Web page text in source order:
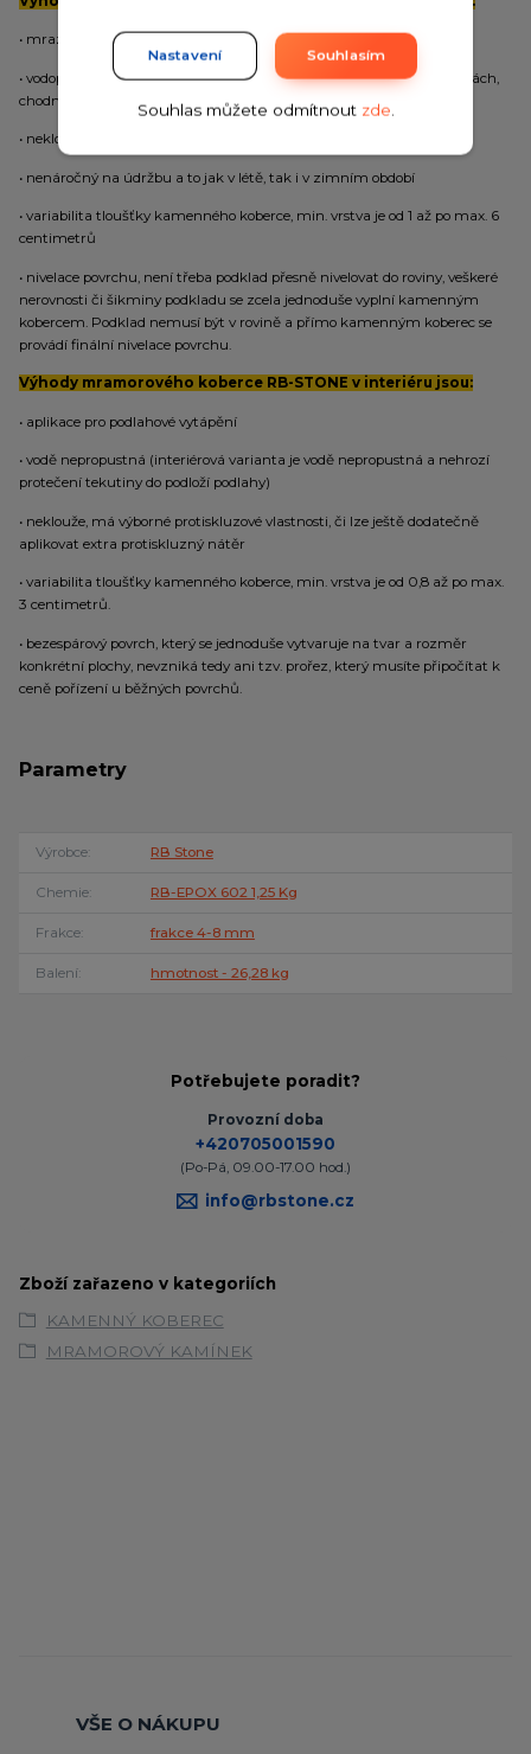
• mrazuvzdorný
• vodopropustný (netvoří se kaluže, což je výhoda na příjezdových cestách,
chodnících a u bazénů)
• neklouže, v zimním období má výborné protiskluzové vlastnosti
• nenáročný na údržbu a to jak v létě, tak i v zimním období
• variabilita tloušťky kamenného koberce, min. vrstva je od 1 až po max. 6
centimetrů
• nivelace povrchu, není třeba podklad přesně nivelovat do roviny, veškeré
nerovnosti či šikminy podkladu se zcela jednoduše vyplní kamenným
kobercem. Podklad nemusí být v rovině a přímo kamenným koberec se
provádí finální nivelace povrchu.
Výhody mramorového koberce RB-STONE v interiéru jsou:
• aplikace pro podlahové vytápění
• vodě nepropustná (interiérová varianta je vodě nepropustná a nehrozí
protečení tekutiny do podloží podlahy)
• neklouže, má výborné protiskluzové vlastnosti, či lze ještě dodatečně
aplikovat extra protiskluzný nátěr
• variabilita tloušťky kamenného koberce, min. vrstva je od 0,8 až po max.
3 centimetrů.
• bezespárový povrch, který se jednoduše vytvaruje na tvar a rozměr
konkrétní plochy, nevzniká tedy ani tzv. prořez, který musíte připočítat k
ceně pořízení u běžných povrchů.
Parametry
Výrobce RB Stone
Chemie RB-EPOX 602 1,25 Kg
Frakce frakce 4-8 mm
Balení hmotnost - 26,28 kg
Potřebujete poradit?
Provozní doba
+420705001590
(Po-Pá, 09.00-17.00 hod.)
info@rbstone.cz
Zboží zařazeno v kategoriích
KAMENNÝ KOBEREC
MRAMOROVÝ KAMÍNEK
VŠE O NÁKUPU
Nastavení Souhlasím
Souhlas můžete odmítnout zde.